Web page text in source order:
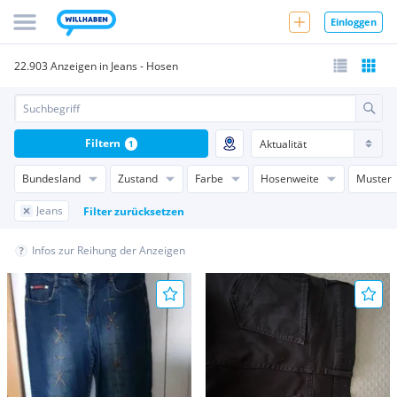
Einloggen
22.903 Anzeigen in Jeans - Hosen
Bundesland Zustand Farbe Hosenweite Muster
Jeans Filter zurücksetzen
Filtern 1
Infos zur Reihung der Anzeigen